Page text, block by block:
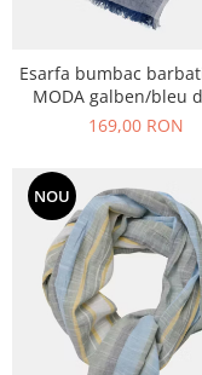
Esarfa bumbac
MODA galben/
169,00 RON
NOU